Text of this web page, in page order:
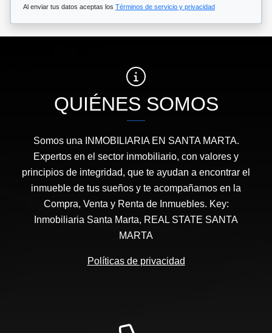
Al enviar tus datos aceptas los Términos de servicio y privacidad
QUIÉNES SOMOS
Somos una INMOBILIARIA EN SANTA MARTA.
Expertos en el sector inmobiliario, con valores y
principios de integridad, que te ayudan a encontrar el
inmueble de tus sueños y te acompañamos en la
Compra, Venta y Renta de Inmuebles. Key:
Inmobiliaria Santa Marta, REAL STATE SANTA
MARTA
Políticas de privacidad